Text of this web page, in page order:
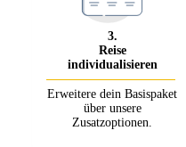
3.
Reise
individualisieren
Erweitere dein Basispaket
über unsere
Zusatzoptionen.